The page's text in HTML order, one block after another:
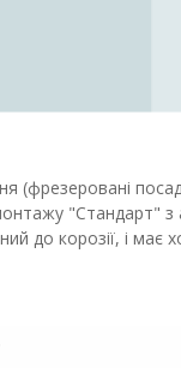
(фрезеровані
"Стандарт" з
до корозії, і має